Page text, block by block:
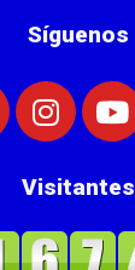
Síguenos
Visitantes